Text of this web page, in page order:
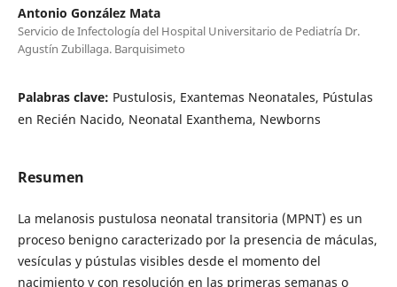
Antonio González Mata
Servicio de Infectología del Hospital Universitario de Pediatría Dr.
Agustín Zubillaga. Barquisimeto
Palabras clave: Pustulosis, Exantemas Neonatales, Pústulas
en Recién Nacido, Neonatal Exanthema, Newborns
Resumen
La melanosis pustulosa neonatal transitoria (MPNT) es un
proceso benigno caracterizado por la presencia de máculas,
vesículas y pústulas visibles desde el momento del
nacimiento y con resolución en las primeras semanas o